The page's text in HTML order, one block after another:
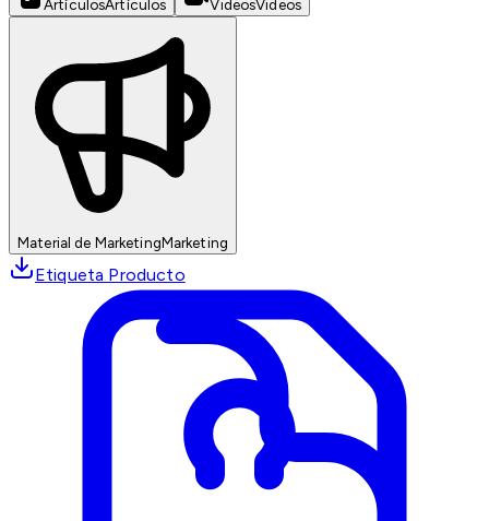
ArtículosArtículos VideosVideos
Material de MarketingMarketing
Etiqueta Producto